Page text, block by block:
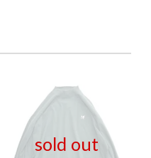
sold out